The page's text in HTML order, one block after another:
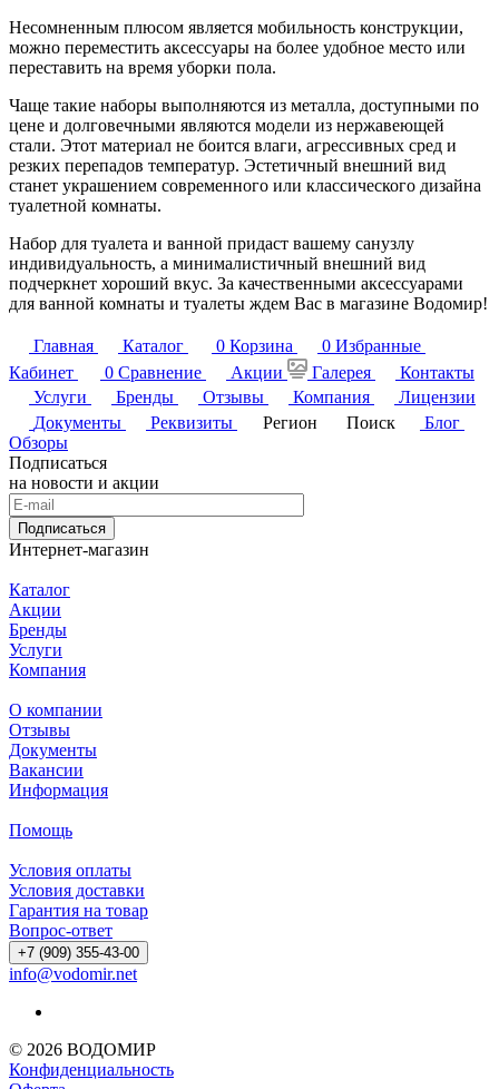
Несомненным плюсом является мобильность конструкции,
можно переместить аксессуары на более удобное место или
переставить на время уборки пола.
Чаще такие наборы выполняются из металла, доступными по
цене и долговечными являются модели из нержавеющей
стали. Этот материал не боится влаги, агрессивных сред и
резких перепадов температур. Эстетичный внешний вид
станет украшением современного или классического дизайна
туалетной комнаты.
Набор для туалета и ванной придаст вашему санузлу
индивидуальность, а минималистичный внешний вид
подчеркнет хороший вкус. За качественными аксессуарами
для ванной комнаты и туалеты ждем Вас в магазине Водомир!
Главная Каталог 0 Корзина 0 Избранные
Кабинет
0 Сравнение Акции Галерея
Контакты
Услуги
Бренды Отзывы Компания
Лицензии
Документы
Реквизиты Регион Поиск
Блог
Обзоры
Подписаться
на новости и акции
Подписаться
Интернет-магазин
Каталог
Акции
Бренды
Услуги
Компания
О компании
Отзывы
Документы
Вакансии
Информация
Помощь
Условия оплаты
Условия доставки
Гарантия на товар
Вопрос-ответ
+7 (909) 355-43-00
info@vodomir.net
© 2026 ВОДОМИР
Конфиденциальность